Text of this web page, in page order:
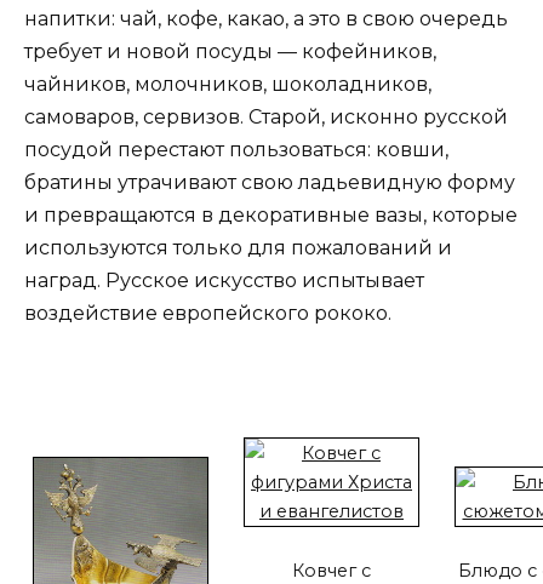
напитки: чай, кофе, какао, а это в свою очередь
требует и новой посуды — кофейников,
чайников, молочников, шоколадников,
самоваров, сервизов. Старой, исконно русской
посудой перестают пользоваться: ковши,
братины утрачивают свою ладьевидную форму
и превращаются в декоративные вазы, которые
используются только для пожалований и
наград. Русское искусство испытывает
воздействие европейского рококо.
Ковчег с
Блюдо с